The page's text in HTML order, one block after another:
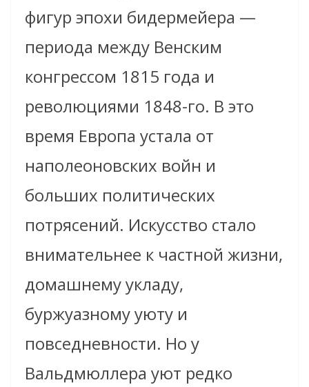
фигур эпохи бидермейера —
периода между Венским
конгрессом 1815 года и
революциями 1848-го. В это
время Европа устала от
наполеоновских войн и
больших политических
потрясений. Искусство стало
внимательнее к частной жизни,
домашнему укладу,
буржуазному уюту и
повседневности. Но у
Вальдмюллера уют редко